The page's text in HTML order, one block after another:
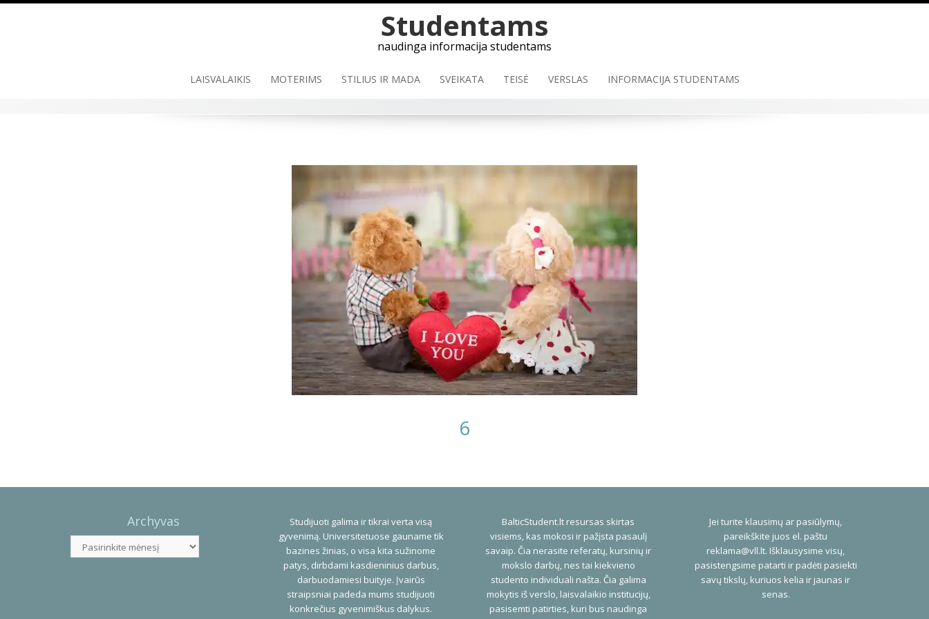
to
content
Studentams
naudinga informacija studentams
LAISVALAIKIS MOTERIMS STILIUS IR MADA SVEIKATA TEISĖ VERSLAS INFORMACIJA STUDENTAMS
6
Navigation
Archyvas
Archyvas
Studijuoti galima ir tikrai verta visą
gyvenimą. Universitetuose gauname tik
bazines žinias, o visa kita sužinome
patys, dirbdami kasdieninius darbus,
darbuodamiesi buityje. Įvairūs
straipsniai padeda mums studijuoti
konkrečius gyvenimiškus dalykus.
BalticStudent.lt resursas skirtas
visiems, kas mokosi ir pažįsta pasaulį
savaip. Čia nerasite referatų, kursinių ir
mokslo darbų, nes tai kiekvieno
studento individuali našta. Čia galima
mokytis iš verslo, laisvalaikio institucijų,
pasisemti patirties, kuri bus naudinga
Jei turite klausimų ar pasiūlymų,
pareikškite juos el. paštu
reklama@vll.lt. Išklausysime visų,
pasistengsime patarti ir padėti pasiekti
savų tikslų, kuriuos kelia ir jaunas ir
senas.